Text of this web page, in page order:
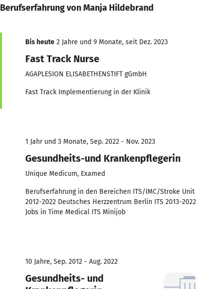
Berufserfahrung von Manja Hildebrand
Bis heute 2 Jahre und 9 Monate, seit Dez. 2023
Fast Track Nurse
AGAPLESION ELISABETHENSTIFT gGmbH
Fast Track Implementierung in der Klinik
1 Jahr und 3 Monate, Sep. 2022 - Nov. 2023
Gesundheits-und Krankenpflegerin
Unique Medicum, Examed
Berufserfahrung in den Bereichen ITS/IMC/Stroke Unit
2012-2022 Deutsches Herzzentrum Berlin ITS 2013-2022
Jobs in Time Medical ITS Minijob
10 Jahre, Sep. 2012 - Aug. 2022
Gesundheits- und